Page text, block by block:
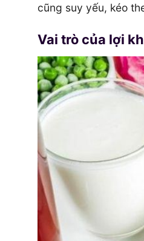
cũng suy yếu, kéo
Vai trò của lợi